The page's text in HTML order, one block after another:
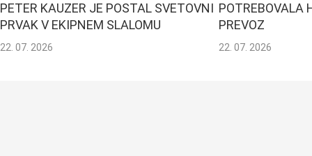
PETER KAUZER JE POSTAL SVETOVNI
PRVAK V EKIPNEM SLALOMU
22. 07. 2026
POTREBOVALA
PREVOZ
22. 07. 2026